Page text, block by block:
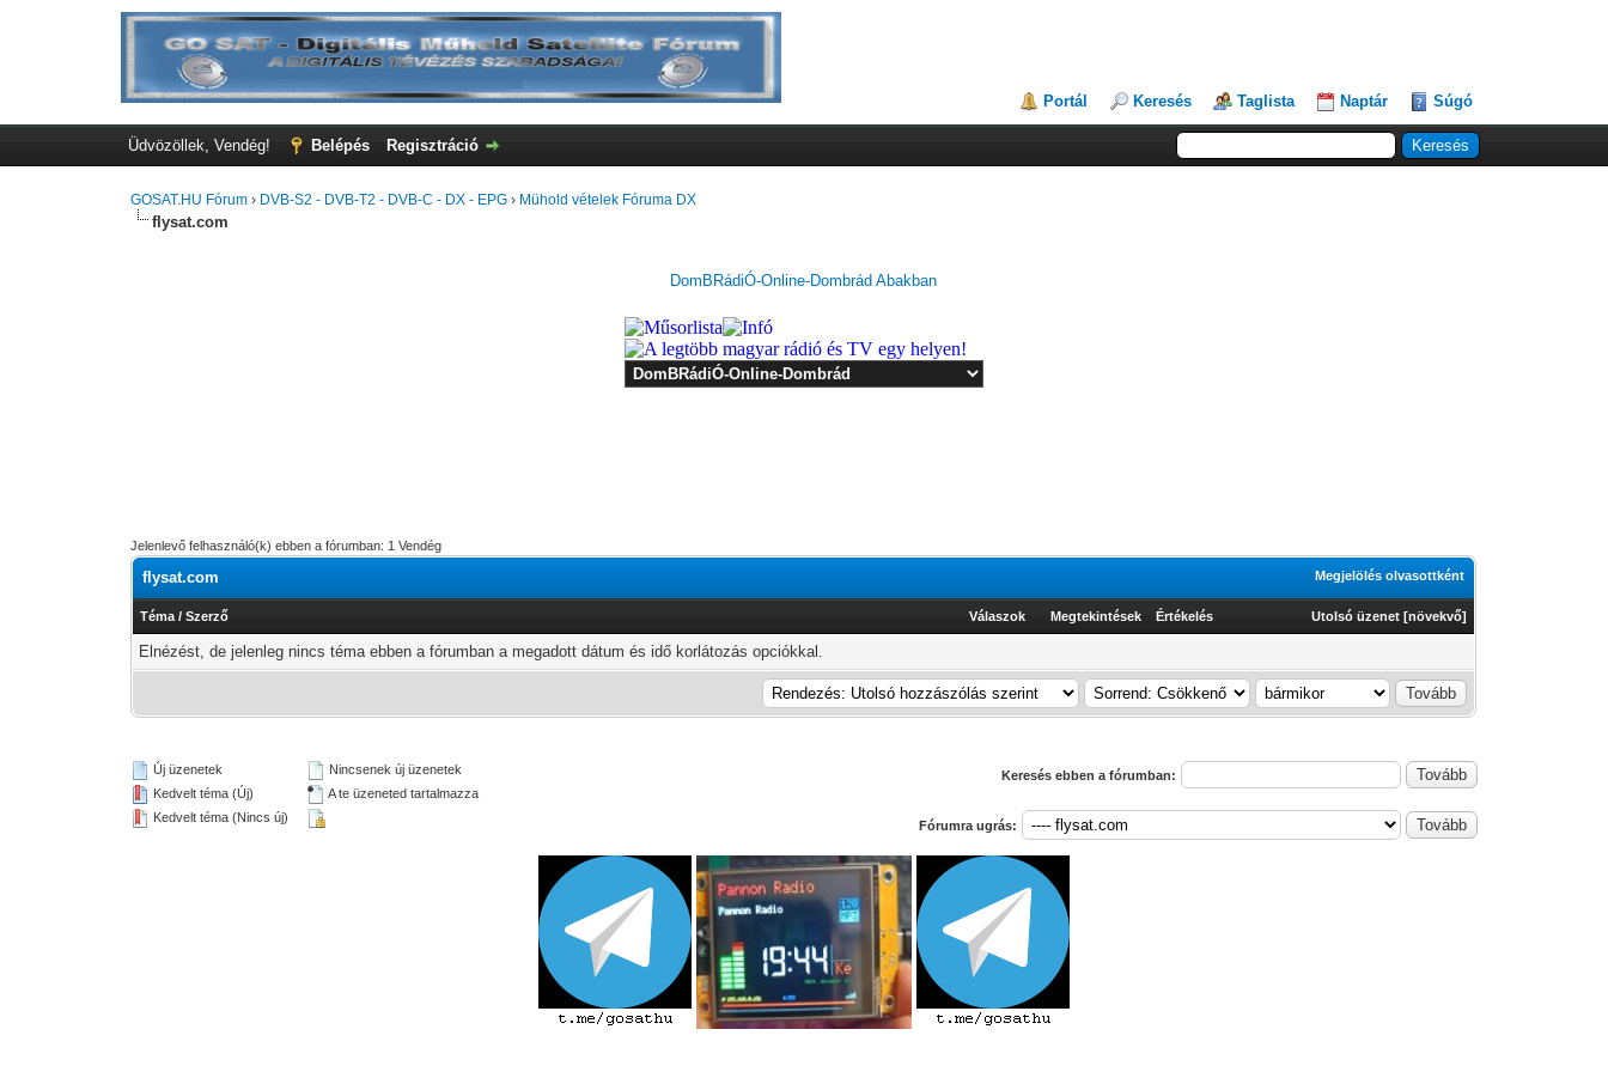
Portál Keresés Taglista Naptár Súgó
Üdvözöllek, Vendég! Belépés Regisztráció
GOSAT.HU Fórum › DVB-S2 - DVB-T2 - DVB-C - DX - EPG › Mühold vételek Fóruma DX
flysat.com
DomBRádiÓ-Online-Dombrád Abakban
Jelenlevő felhasználó(k) ebben a fórumban: 1 Vendég
Megjelölés olvasottként
flysat.com
Téma /Szerző Válaszok Megtekintések Értékelés Utolsó üzenet [növekvő]
Elnézést, de jelenleg nincs téma ebben a fórumban a megadott dátum és idő korlátozás opciókkal.
Új üzenetek
Kedvelt téma (Új)
Kedvelt téma (Nincs új)
Nincsenek új üzenetek
A te üzeneted tartalmazza
Keresés ebben a fórumban:
Fórumra ugrás: